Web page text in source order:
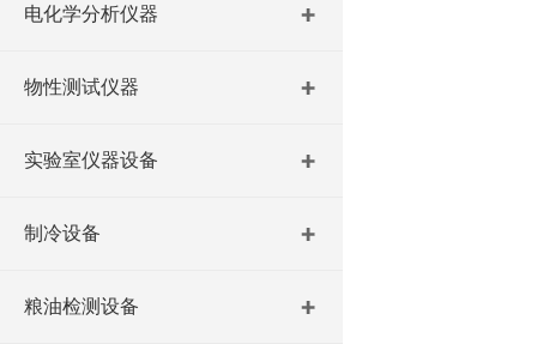
电化学分析仪器
物性测试仪器
实验室仪器设备
制冷设备
粮油检测设备